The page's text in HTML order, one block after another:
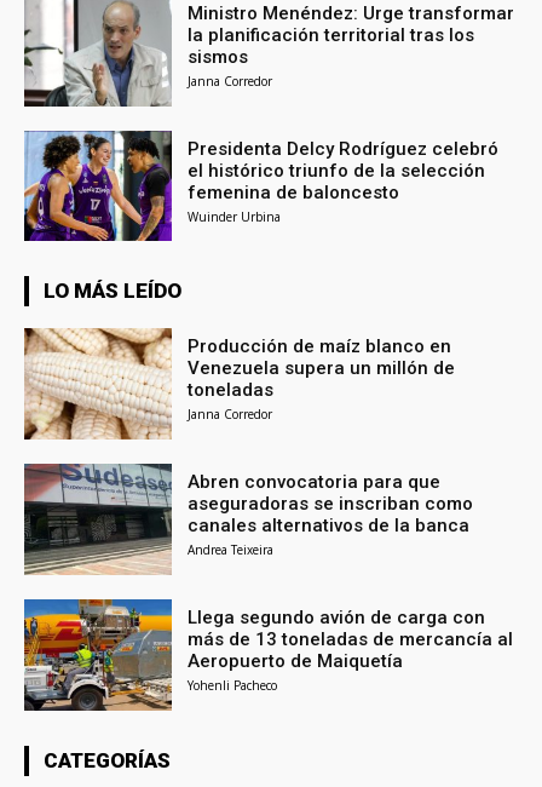
Ministro Menéndez: Urge transformar
la planificación territorial tras los
sismos
Janna Corredor
Presidenta Delcy Rodríguez celebró
el histórico triunfo de la selección
femenina de baloncesto
Wuinder Urbina
LO MÁS LEÍDO
Producción de maíz blanco en
Venezuela supera un millón de
toneladas
Janna Corredor
Abren convocatoria para que
aseguradoras se inscriban como
canales alternativos de la banca
Andrea Teixeira
Llega segundo avión de carga con
más de 13 toneladas de mercancía al
Aeropuerto de Maiquetía
Yohenli Pacheco
CATEGORÍAS